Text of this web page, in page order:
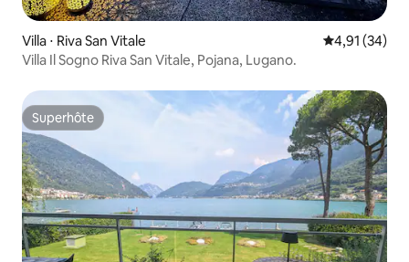
Villa ⋅ Riva San Vitale Évaluation
4,91 (34)
Villa Il Sogno Riva San Vitale, Pojana, Lugano.
Superhôte
Superhôte